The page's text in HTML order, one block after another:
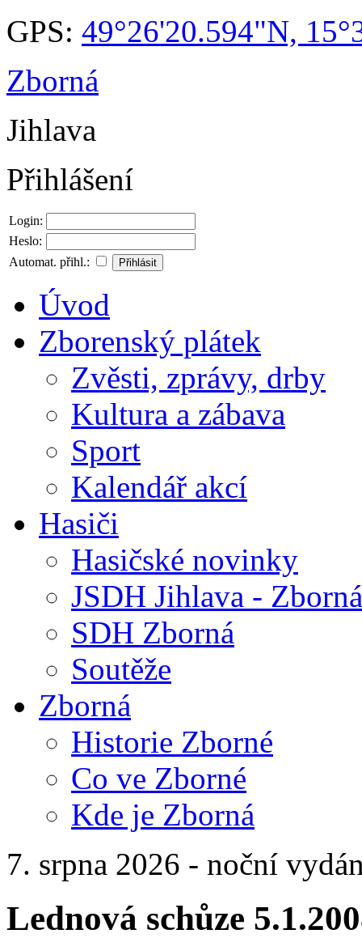
GPS: 49°26'20.594"N,
Zborná
Jihlava
Přihlášení
Login:
Heslo:
Automat. přihl.:
Úvod
Zborenský plátek
Zvěsti, zprávy, drby
Kultura a zábava
Sport
Kalendář akcí
Hasiči
Hasičské novinky
JSDH Jihlava - Zborná
SDH Zborná
Soutěže
Zborná
Historie Zborné
Co ve Zborné
Kde je Zborná
7. srpna 2026 - noční
Lednová schůze